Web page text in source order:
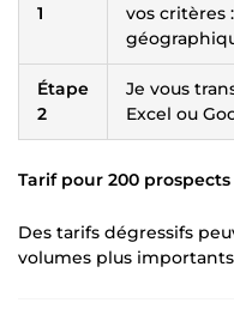
1
vos critères
Étape
2
Je vous
Excel ou
Tarif pour 200
Des tarifs dégressifs
volumes plus